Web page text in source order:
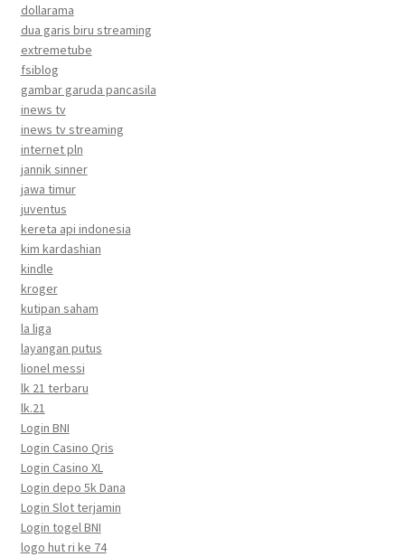
dollarama
dua garis biru streaming
extremetube
fsiblog
gambar garuda pancasila
inews tv
inews tv streaming
internet pln
jannik sinner
jawa timur
juventus
kereta api indonesia
kim kardashian
kindle
kroger
kutipan saham
la liga
layangan putus
lionel messi
lk 21 terbaru
lk.21
Login BNI
Login Casino Qris
Login Casino XL
Login depo 5k Dana
Login Slot terjamin
Login togel BNI
logo hut ri ke 74